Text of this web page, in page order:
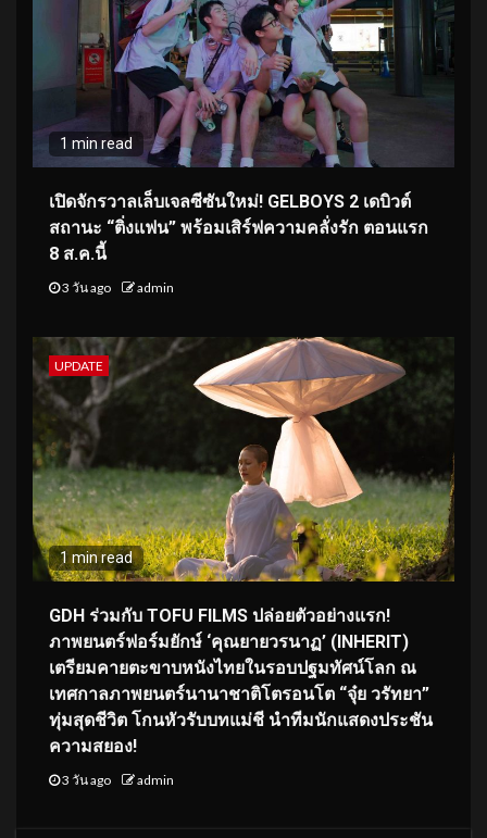
1 min read
เปิดจักรวาลเล็บเจลซีซันใหม่! GELBOYS 2 เดบิวต์
สถานะ “ติ่งแฟน” พร้อมเสิร์ฟความคลั่งรัก ตอนแรก
8 ส.ค.นี้
3 วัน ago admin
UPDATE
1 min read
GDH ร่วมกับ TOFU FILMS ปล่อยตัวอย่างแรก!
ภาพยนตร์ฟอร์มยักษ์ ‘คุณยายวรนาฏ’ (INHERIT)
เตรียมคายตะขาบหนังไทยในรอบปฐมทัศน์โลก ณ
เทศกาลภาพยนตร์นานาชาติโตรอนโต “จุ๋ย วรัทยา”
ทุ่มสุดชีวิต โกนหัวรับบทแม่ชี นำทีมนักแสดงประชัน
ความสยอง!
3 วัน ago admin